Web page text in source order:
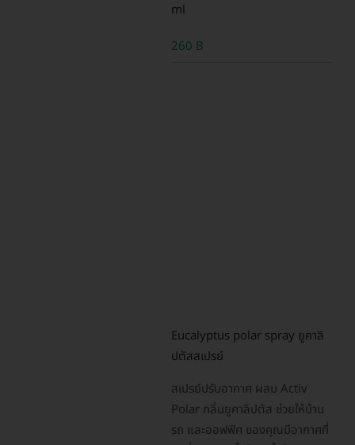
ml
260 B
Eucalyptus polar spray ยูคาลิ
ปตัสสเปรย์
สเปรย์ปรับอากาศ ผสม Activ
Polar กลิ่นยูคาลิปตัส ช่วยให้บ้าน
รถ และออฟฟิศ ของคุณมีอากาศที่